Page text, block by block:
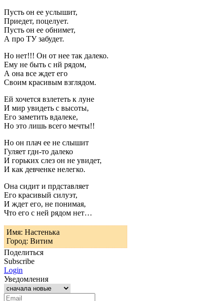
Пусть он ее услышит,
Приедет, поцелует.
Пусть он ее обнимет,
А про ТУ забудет.
Но нет!!! Он от нее так далеко.
Ему не быть с нй рядом,
А она все ждет его
Своим красивым взглядом.
Ей хочется взлететь к луне
И мир увидеть с высоты,
Его заметить вдалеке,
Но это лишь всего мечты!!
Но он плач ее не слышит
Гуляет гдн-то далеко
И горьких слез он не увидет,
И как девченке нелегко.
Она сидит и прдставляет
Его красивый силуэт,
И ждет его, не понимая,
Что его с ней рядом нет…
Имя: Настенька
Город: Витим
Поделиться
Subscribe
Login
Уведомления